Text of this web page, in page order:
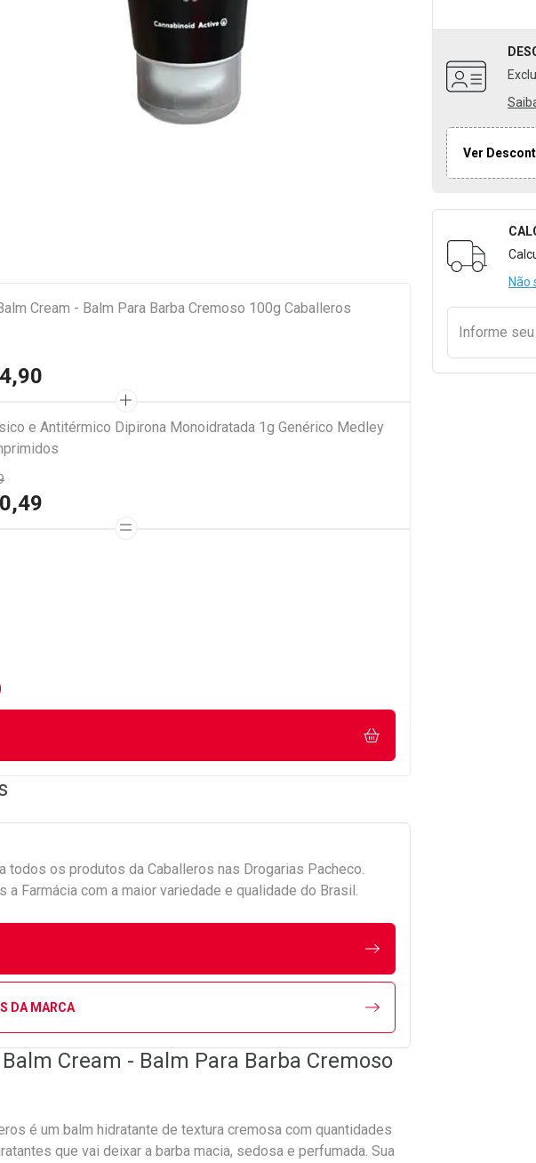
Ver
Não
Informe seu
Cream - Balm Para Barba Cremoso 100g Caballeros
e Antitérmico Dipirona Monoidratada 1g Genérico Medley
todos os produtos da Caballeros nas Drogarias Pacheco.
a Farmácia com a maior variedade e qualidade do Brasil.
DA MARCA
Cream - Balm Para Barba Cremoso
é um balm hidratante de textura cremosa com quantidades
que vai deixar a barba macia, sedosa e perfumada. Sua